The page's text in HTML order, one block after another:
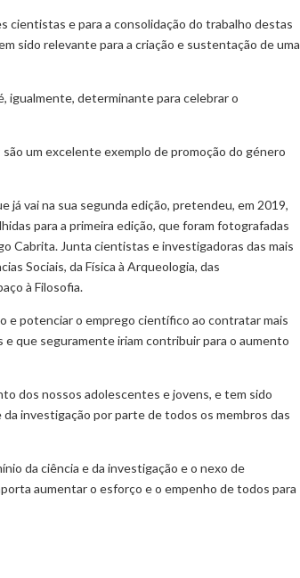
cientistas e para a consolidação do trabalho destas
sido relevante para a criação e sustentação de uma
igualmente, determinante para celebrar o
um excelente exemplo de promoção do género
já vai na sua segunda edição, pretendeu, em 2019,
para a primeira edição, que foram fotografadas
Cabrita. Junta cientistas e investigadoras das mais
Sociais, da Física à Arqueologia, das
à Filosofia.
e potenciar o emprego científico ao contratar mais
que seguramente iriam contribuir para o aumento
dos nossos adolescentes e jovens, e tem sido
investigação por parte de todos os membros das
da ciência e da investigação e o nexo de
aumentar o esforço e o empenho de todos para